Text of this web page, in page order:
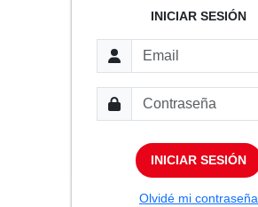
INICIAR SESIÓN
INICIAR SESIÓN
Olvidé mi contraseña